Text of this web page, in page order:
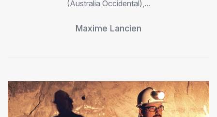
(Australia Occidental),...
Maxime Lancien